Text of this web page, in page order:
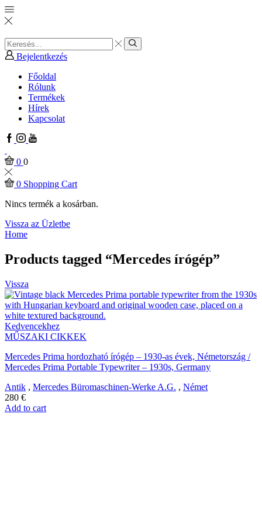
Search
input
Search
Bejelentkezés
Főoldal
Rólunk
Termékek
Hírek
Kapcsolat
Facebook
Instagram
Youtube
0 0
0 Shopping Cart
Nincs termék a kosárban.
Vissza az Üzletbe
Home
Products tagged “Mercedes írógép”
Vissza
Kedvencekhez
MŰSZAKI CIKKEK
Mercedes Prima hordozható írógép – 1930-as évek, Németország /
Mercedes Prima Portable Typewriter – 1930s, Germany
Antik , Mercedes Büromaschinen-Werke A.G. , Német
280 €
Add to cart